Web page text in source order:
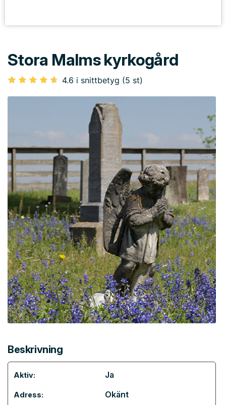
Stora Malms kyrkogård
4.6 i snittbetyg (5 st)
Beskrivning
Aktiv: Ja
Adress: Okänt